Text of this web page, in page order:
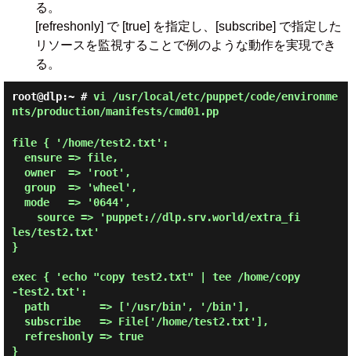
る。
[refreshonly] で [true] を指定し、[subscribe] で指定した
リソースを監視することで例のような動作を実現でき
る。
root@dlp:~ # vi /usr/local/etc/puppet/code/environme
nts/production/manifests/cmd01.pp
file { '/home/test2.txt':
les/test2.txt'
}
exec { 'echo "copy test2.txt" | tee /home/copy
-test2.txt':
}